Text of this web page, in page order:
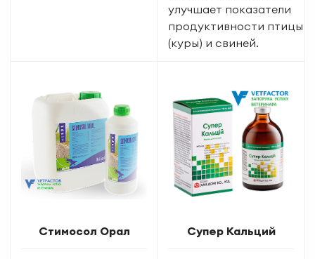
улучшает показатели
продуктивности птицы
(куры) и свиней.
Стимосол Орал Супер Кальций